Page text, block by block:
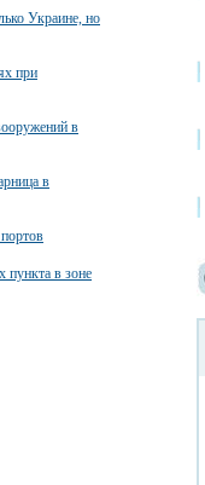
Украине, но
при
в
в
пункта в зоне